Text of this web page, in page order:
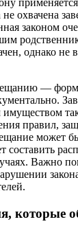
охвачена
законом
однако не
—
имуществом
правил,
может
составить
Важно
которые